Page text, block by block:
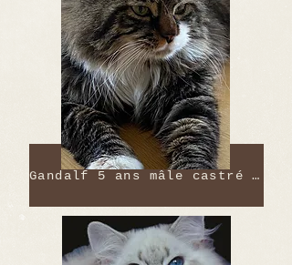
Gandalf 5 ans mâle castré DISPONIBLE doit pourvoir sortir